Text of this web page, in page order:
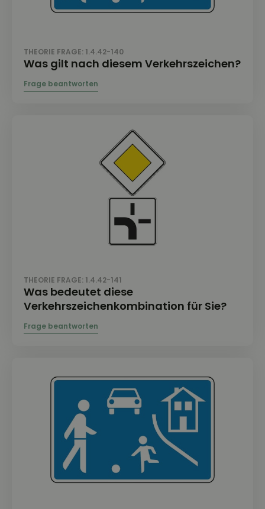
THEORIE FRAGE: 1.4.42-140
Was gilt nach diesem Verkehrszeichen?
THEORIE FRAGE: 1.4.42-141
Was bedeutet diese
Verkehrszeichenkombination für Sie?